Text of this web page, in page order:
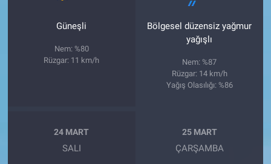
Güneşli
Nem: %80
Rüzgar: 11 km/h
Bölgesel düzensiz yağmur
yağışlı
Nem: %87
Rüzgar: 14 km/h
Yağış Olasılığı: %86
24 MART
SALI
25 MART
ÇARŞAMBA